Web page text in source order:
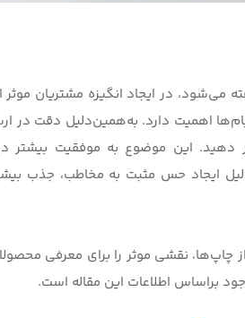
در ایجاد انگیزه مشتریان موثر
اهمیت دارد. به‌همین‌دلیل دقت در
دهید. این موضوع به موفقیت بیشتر
ایجاد حس مثبت به مخاطب، جذب
چاپ‌ها، نقشی موثر را برای معرفی
براساس اطلاعات این مقاله است.